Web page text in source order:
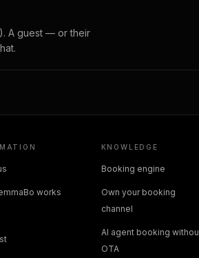
A guest — or their
works
KNOWLEDGE
Booking engine
Own your booking
channel
AI agent booking
OTA